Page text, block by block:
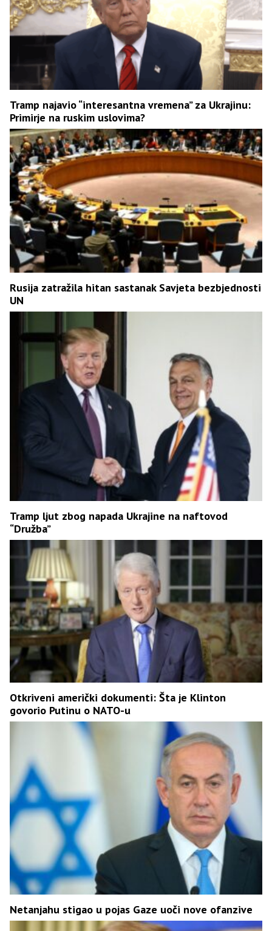
Tramp najavio “interesantna vremena” za Ukrajinu:
Primirje na ruskim uslovima?
Rusija zatražila hitan sastanak Savjeta bezbjednosti
UN
Tramp ljut zbog napada Ukrajine na naftovod
“Družba”
Otkriveni američki dokumenti: Šta je Klinton
govorio Putinu o NATO-u
Netanjahu stigao u pojas Gaze uoči nove ofanzive